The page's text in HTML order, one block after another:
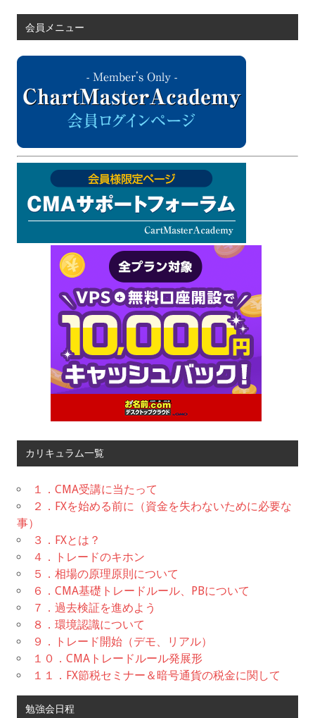
会員メニュー
カリキュラム一覧
１．CMA受講に当たって
２．FXを始める前に（資金を失わないために必要な
事）
３．FXとは？
４．トレードのキホン
５．相場の原理原則について
６．CMA基礎トレードルール、PBについて
７．過去検証を進めよう
８．環境認識について
９．トレード開始（デモ、リアル）
１０．CMAトレードルール発展形
１１．FX節税セミナー＆暗号通貨の税金に関して
勉強会日程